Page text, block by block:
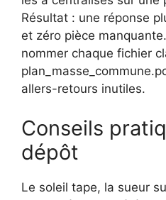
Résultat : une réponse
et zéro pièce
nommer chaque fichier
allers-retours inutiles.
Conseils
dépôt
Le soleil tape, la sueur